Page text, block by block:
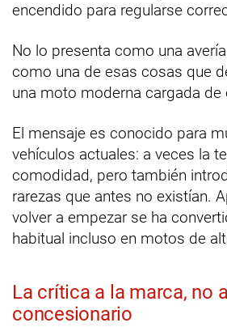
encendido para regularse
No lo presenta como una
como una de esas cosas que
una moto moderna cargada de
El mensaje es conocido para
vehículos actuales: a veces la
comodidad, pero también
rarezas que antes no existían.
volver a empezar se ha
habitual incluso en motos de
La crítica a la marca, no al
concesionario